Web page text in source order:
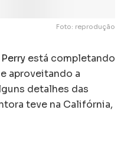
Foto: reprodução
está completando
aproveitando a
detalhes das
teve na Califórnia,